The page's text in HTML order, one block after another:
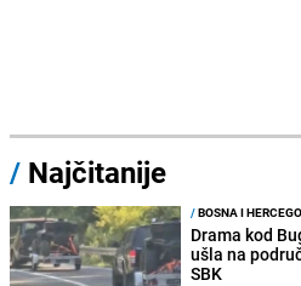
/ Najčitanije
/BOSNA I
Drama kod
ušla na
SBK